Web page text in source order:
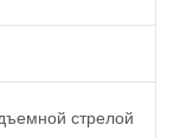
стрелой